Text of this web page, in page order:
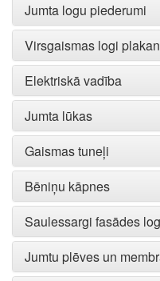
Jumta logu piederumi
Virsgaismas logi
Elektriskā vadība
Jumta lūkas
Gaismas tuneļi
Bēniņu kāpnes
Saulessargi fasādes
Jumtu plēves un